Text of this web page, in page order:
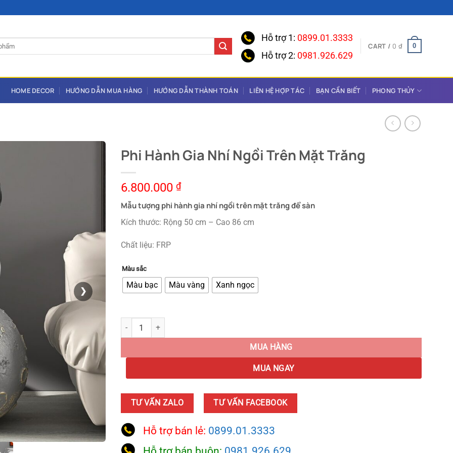
Hỗ trợ 1: 0899.01.3333
Hỗ trợ 2: 0981.926.629
CART / 0 ₫ 0
HOME DECOR HƯỚNG DẪN MUA HÀNG HƯỚNG DẪN THÀNH TOÁN LIÊN HỆ HỢP TÁC BẠN CẦN BIẾT PHONG THỦY
❯
Phi Hành Gia Nhí Ngồi Trên Mặt Trăng
6.800.000 ₫
Mẫu tượng phi hành gia nhí ngồi trên mặt trăng để sàn
Kích thước: Rộng 50 cm – Cao 86 cm
Chất liệu: FRP
Màu sắc
Màu bạc Màu vàng Xanh ngọc
Phi Hành Gia Nhí Ngồi Trên Mặt Trăng quantity
MUA HÀNG
MUA NGAY
TƯ VẤN ZALO TƯ VẤN FACEBOOK
Hỗ trợ bán lẻ: 0899.01.3333